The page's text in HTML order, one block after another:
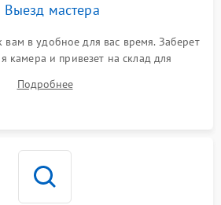
Выезд мастера
в удобное для вас время. Заберет
камера и привезет на склад для
Подробнее